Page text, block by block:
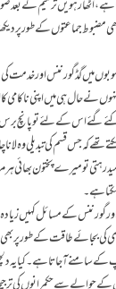
اٹھارہویں ترمیم کے بعد
مضبوط جماعتوں کے طور پر
میں گڈ گورننس اورخدمت
نے حال ہی میں اپنی ناکامی
گئے اس کے لئے تو پانچ
جس قسم کی تبدیلی وہ لانا
تو میرے پختون بھائی ہر
ہے۔
گورننس کے مسائل کہیں
کی بجائے طاقت کے طور پر
سامنے آ جاتا ہے۔ کیا یہ